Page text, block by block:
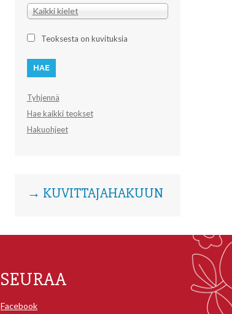
Kieli
Kaikki kielet
Teoksesta on kuvituksia
Tyhjennä
Hae kaikki teokset
Hakuohjeet
→ KUVITTAJAHAKUUN
SEURAA
Facebook